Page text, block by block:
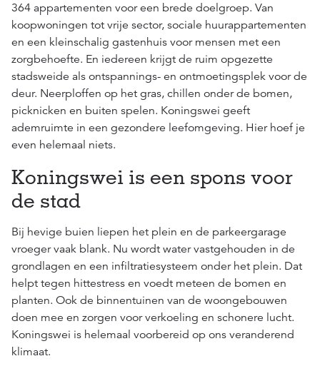
364 appartementen voor een brede doelgroep. Van
koopwoningen tot vrije sector, sociale huurappartementen
en een kleinschalig gastenhuis voor mensen met een
zorgbehoefte. En iedereen krijgt de ruim opgezette
stadsweide als ontspannings- en ontmoetingsplek voor de
deur. Neerploffen op het gras, chillen onder de bomen,
picknicken en buiten spelen. Koningswei geeft
ademruimte in een gezondere leefomgeving. Hier hoef je
even helemaal niets.
Koningswei is een spons voor
de stad
Bij hevige buien liepen het plein en de parkeergarage
vroeger vaak blank. Nu wordt water vastgehouden in de
grondlagen en een infiltratiesysteem onder het plein. Dat
helpt tegen hittestress en voedt meteen de bomen en
planten. Ook de binnentuinen van de woongebouwen
doen mee en zorgen voor verkoeling en schonere lucht.
Koningswei is helemaal voorbereid op ons veranderend
klimaat.